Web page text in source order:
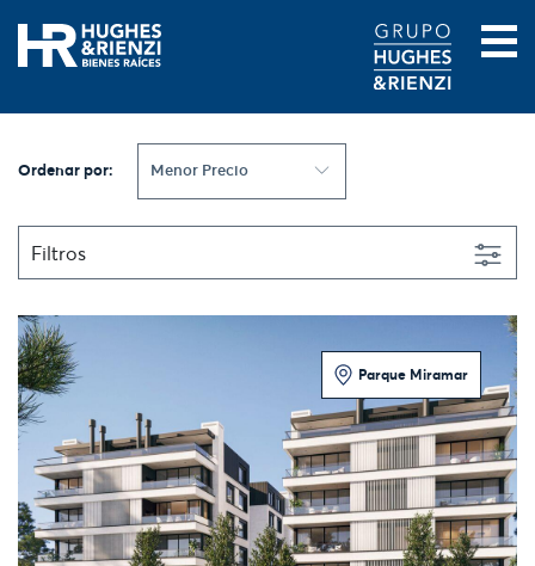
Ordenar por: Menor Precio
Filtros
Parque Miramar
1 Dormitorio